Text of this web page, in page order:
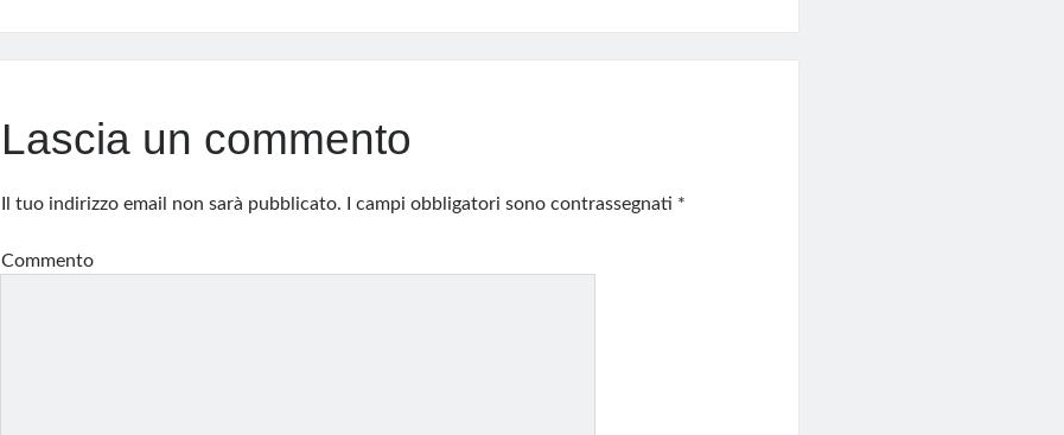
Lascia un commento
Il tuo indirizzo email non sarà pubblicato. I campi obbligatori sono contrassegnati *
Commento